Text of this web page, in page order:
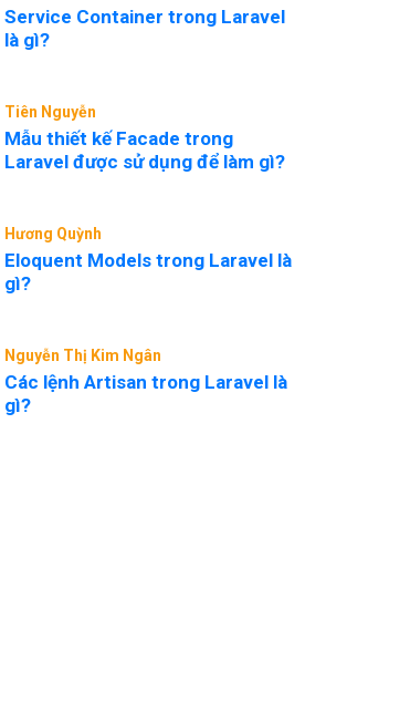
Service Container trong Laravel
là gì?
Tiên Nguyễn
Mẫu thiết kế Facade trong
Laravel được sử dụng để làm gì?
Hương Quỳnh
Eloquent Models trong Laravel là
gì?
Nguyễn Thị Kim Ngân
Các lệnh Artisan trong Laravel là
gì?